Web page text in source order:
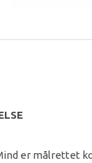
er målrettet